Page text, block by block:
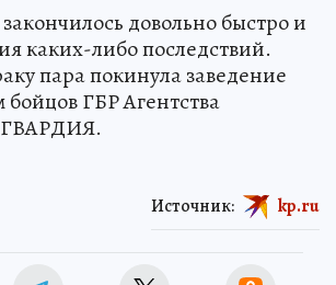
довольно быстро и
каких-либо последствий.
пара покинула заведение
ГБР Агентства
ГВАРДИЯ.
Источник: kp.ru